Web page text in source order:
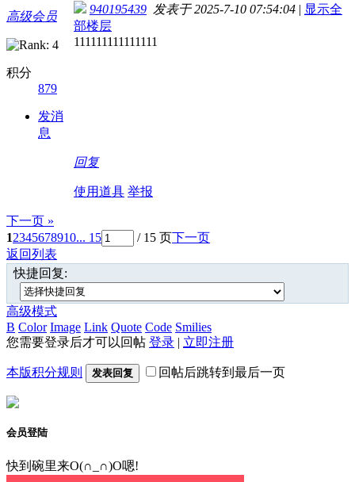
高级会员
积分
879
发消
息
940195439 发表于 2025-7-10 07:54:04 | 显示全
部楼层
111111111111111
回复
使用道具 举报
下一页 »
12345678910... 15 / 15 页下一页
返回列表
快捷回复:
高级模式
B Color Image Link Quote Code Smilies
您需要登录后才可以回帖 登录 | 立即注册
本版积分规则 发表回复 回帖后跳转到最后一页
会员登陆
快到碗里来O(∩_∩)O嗯!